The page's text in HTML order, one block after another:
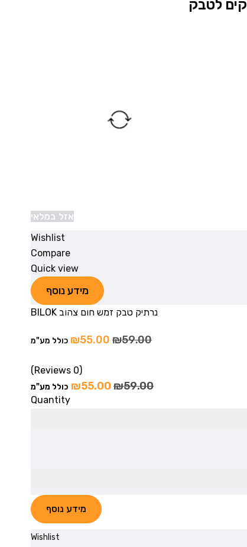
אזל במלאי
Wishlist
Compare
Quick view
מידע נוסף
נרתיק טבק זמש חום צהוב BILOK
₪59.00
₪55.00 כולל מע"מ
(0 Reviews)
₪59.00
₪55.00 כולל מע"מ
Quantity
מידע נוסף
Wishlist